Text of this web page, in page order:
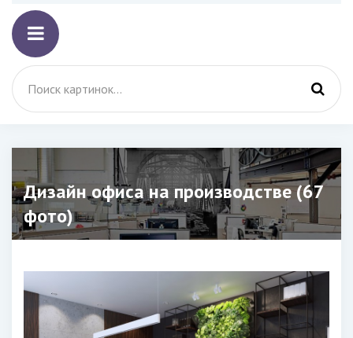
Дизайн офиса на производстве (67
фото)